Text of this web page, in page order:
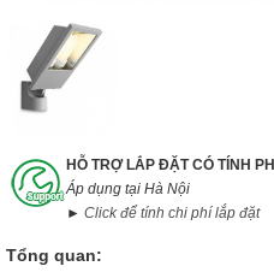
HỖ TRỢ LẮP ĐẶT CÓ TÍNH PHÍ
Áp dụng tại Hà Nội
► Click để tính chi phí lắp đặt
Tổng quan: